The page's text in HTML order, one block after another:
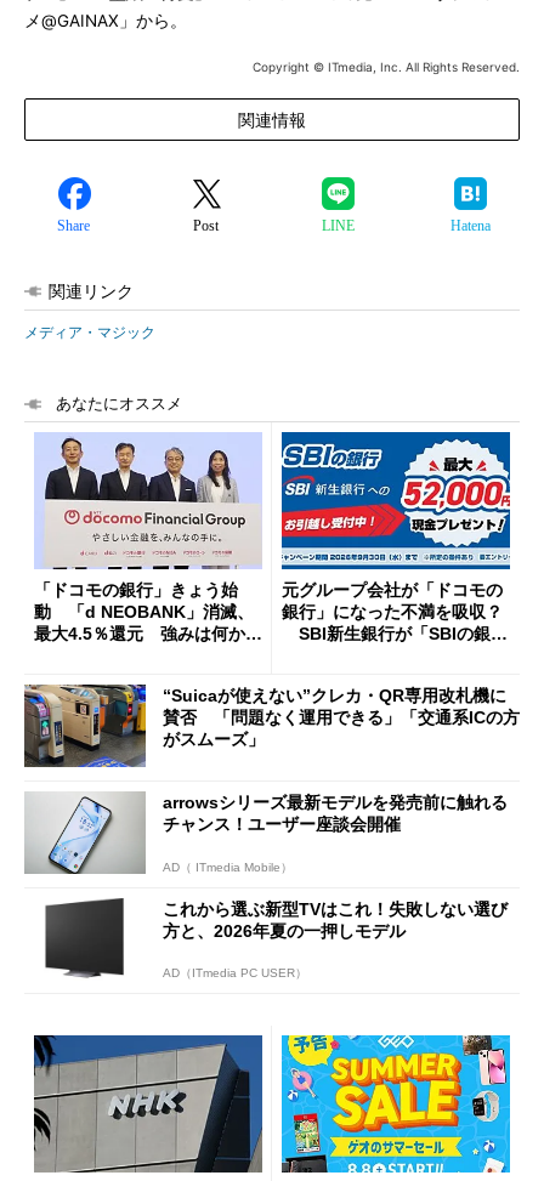
メ@GAINAX」から。
Copyright © ITmedia, Inc. All Rights Reserved.
関連情報
Share Post LINE Hatena
関連リンク
メディア・マジック
あなたにオススメ
「ドコモの銀行」きょう始
動 「d NEOBANK」消滅、
最大4.5％還元 強みは何か解
元グループ会社が「ドコモの
銀行」になった不満を吸収？
SBI新生銀行が「SBIの銀
開催
“Suicaが使えない”クレカ・QR専用改札機に
賛否 「問題なく運用できる」「交通系ICの方
がスムーズ」
arrowsシリーズ最新モデルを発売前に触れる
チャンス！ユーザー座談会開催
AD（ ITmedia Mobile）
これから選ぶ新型TVはこれ！失敗しない選び
方と、2026年夏の一押しモデル
AD（ITmedia PC USER）